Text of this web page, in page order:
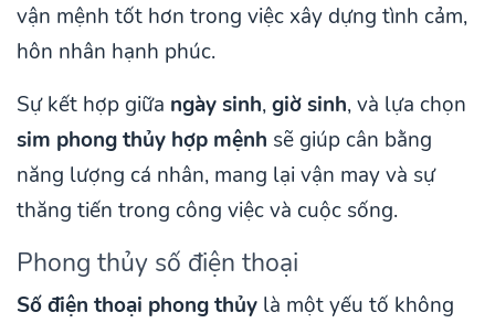
vận mệnh tốt hơn trong việc xây dựng tình cảm,
hôn nhân hạnh phúc.
Sự kết hợp giữa ngày sinh,giờ sinh, và lựa chọn
sim phong thủy hợp mệnh sẽ giúp cân bằng
năng lượng cá nhân, mang lại vận may và sự
thăng tiến trong công việc và cuộc sống.
Phong thủy số điện thoại
Số điện thoại phong thủy là một yếu tố không